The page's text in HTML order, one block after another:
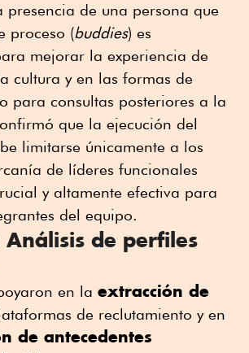
presencia de una persona que
proceso (buddies) es
mejorar la experiencia de
cultura y en las formas de
para consultas posteriores a la
que la ejecución del
limitarse únicamente a los
de líderes funcionales
y altamente efectiva para
del equipo.
Análisis de perfiles
en la extracción de
de reclutamiento y en
de antecedentes